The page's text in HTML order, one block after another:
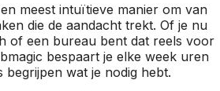
meest intuïtieve manier om van
die de aandacht trekt. Of je nu
of een bureau bent dat reels voor
bespaart je elke week uren
begrijpen wat je nodig hebt.